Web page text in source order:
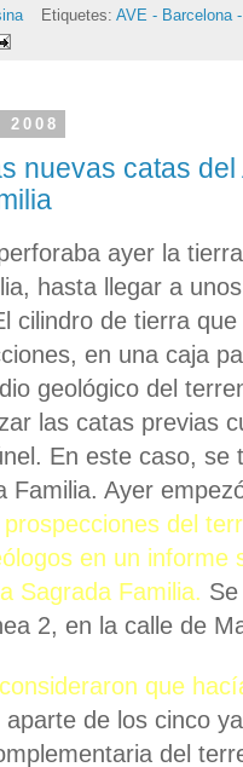
Etiquetes: AVE - Barcelona
nuevas catas del
ayer la
hasta llegar a
cilindro de tierra
en una caja
geológico del
las catas previas
En este caso, se
Familia. Ayer
del
en un informe
Sagrada Familia.
2, en la calle de
que
aparte de los cinco
del